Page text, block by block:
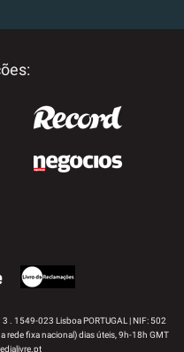
. 1549-023 Lisboa PORTUGAL | NIF: 502
rede fixa nacional) dias úteis, 9h-18h GMT